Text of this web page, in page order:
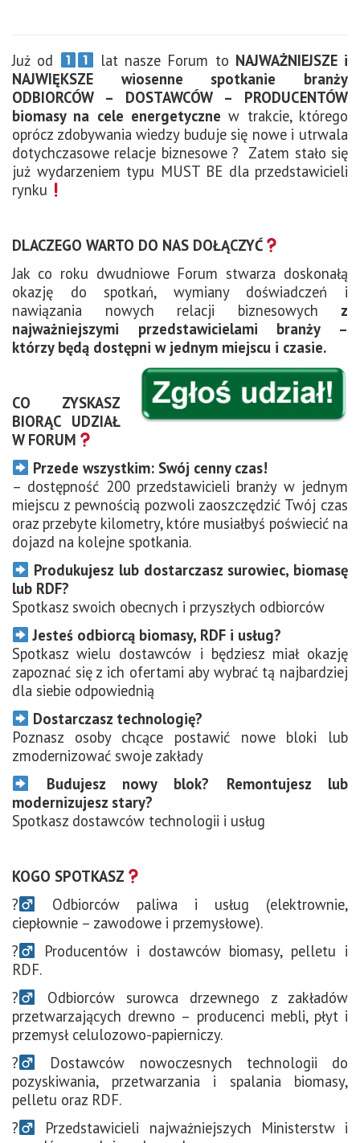
Już od lat nasze Forum to NAJWAŻNIEJSZE i
NAJWIĘKSZE wiosenne spotkanie branży
ODBIORCÓW – DOSTAWCÓW – PRODUCENTÓW
biomasy na cele energetyczne w trakcie, którego
oprócz zdobywania wiedzy buduje się nowe i utrwala
dotychczasowe relacje biznesowe ? Zatem stało się
już wydarzeniem typu MUST BE dla przedstawicieli
rynku
DLACZEGO WARTO DO NAS DOŁĄCZYĆ
Jak co roku dwudniowe Forum stwarza doskonałą
okazję do spotkań, wymiany doświadczeń i
nawiązania nowych relacji biznesowych z
najważniejszymi przedstawicielami branży –
którzy będą dostępni w jednym miejscu i czasie.
CO ZYSKASZ
BIORĄC UDZIAŁ
W FORUM
Przede wszystkim: Swój cenny czas!
– dostępność 200 przedstawicieli branży w jednym
miejscu z pewnością pozwoli zaoszczędzić Twój czas
oraz przebyte kilometry, które musiałbyś poświecić na
dojazd na kolejne spotkania.
Produkujesz lub dostarczasz surowiec, biomasę
lub RDF?
Spotkasz swoich obecnych i przyszłych odbiorców
Jesteś odbiorcą biomasy, RDF i usług?
Spotkasz wielu dostawców i będziesz miał okazję
zapoznać się z ich ofertami aby wybrać tą najbardziej
dla siebie odpowiednią
Dostarczasz technologię?
Poznasz osoby chcące postawić nowe bloki lub
zmodernizować swoje zakłady
Budujesz nowy blok? Remontujesz lub
modernizujesz stary?
Spotkasz dostawców technologii i usług
KOGO SPOTKASZ
?‍
Odbiorców paliwa i usług (elektrownie,
ciepłownie – zawodowe i przemysłowe).
?‍
Producentów i dostawców biomasy, pelletu i
RDF.
?‍
Odbiorców surowca drzewnego z zakładów
przetwarzających drewno – producenci mebli, płyt i
przemysł celulozowo-papierniczy.
?‍
Dostawców nowoczesnych technologii do
pozyskiwania, przetwarzania i spalania biomasy,
pelletu oraz RDF.
?‍
Przedstawicieli najważniejszych Ministerstw i